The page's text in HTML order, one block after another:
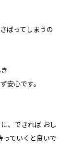
ばってしまうの
安心です。
、できれば おし
っていくと良いで